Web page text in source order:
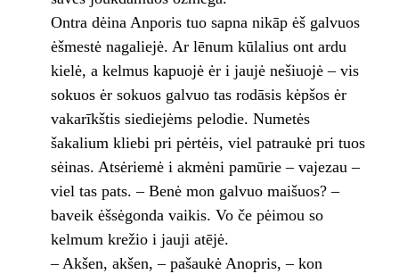
Ontra dėina Anporis tuo sapna nikāp ėš galvuos
ėšmestė nagaliejė. Ar lēnum kūlalius ont ardu
kielė, a kelmus kapuojė ėr i jaujė nešiuojė – vis
sokuos ėr sokuos galvuo tas rodāsis kėpšos ėr
vakarīkštis siediejėms pelodie. Numetės
šakalium kliebi pri pėrtėis, viel patraukė pri tuos
sėinas. Atsėriemė i akmėni pamūrie – vajezau –
viel tas pats. – Benė mon galvuo maišuos? –
baveik ėšsėgonda vaikis. Vo če pėimou so
kelmum krežio i jauji atējė.
– Akšen, akšen, – pašaukė Anopris, – kon